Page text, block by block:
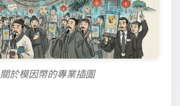
關於模因幣的專業插圖